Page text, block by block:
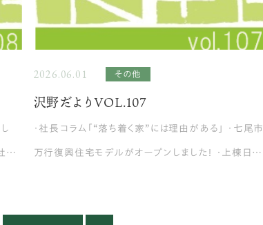
員
2026.06.01 その他
沢野だよりVOL.107
・社長コラム「“落ち着く家”には理由がある」 ・七尾市
万行復興住宅モデルがオープンしました！ ・上棟日ま